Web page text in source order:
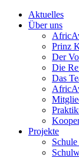
Aktuelles
Über uns
Prinz
Der
Die
Das
Projekte